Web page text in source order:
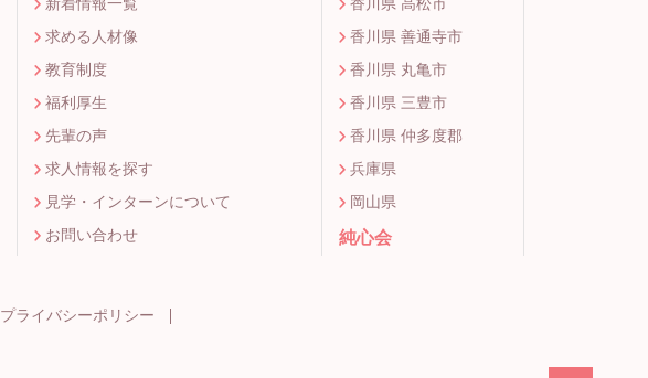
新着情報一覧
求める人材像
教育制度
福利厚生
先輩の声
求人情報を探す
見学・インターンについて
お問い合わせ
香川県 高松市
香川県 善通寺市
香川県 丸亀市
香川県 三豊市
香川県 仲多度郡
兵庫県
岡山県
純心会
プライバシーポリシー